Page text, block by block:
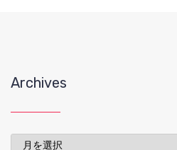
Archives
Archives